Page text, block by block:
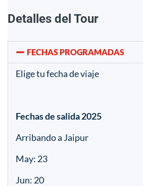
Detalles del Tour
FECHAS PROGRAMADAS
Elige tu fecha de viaje
Fechas de salida 2025
Arribando a Jaipur
May: 23
Jun: 20